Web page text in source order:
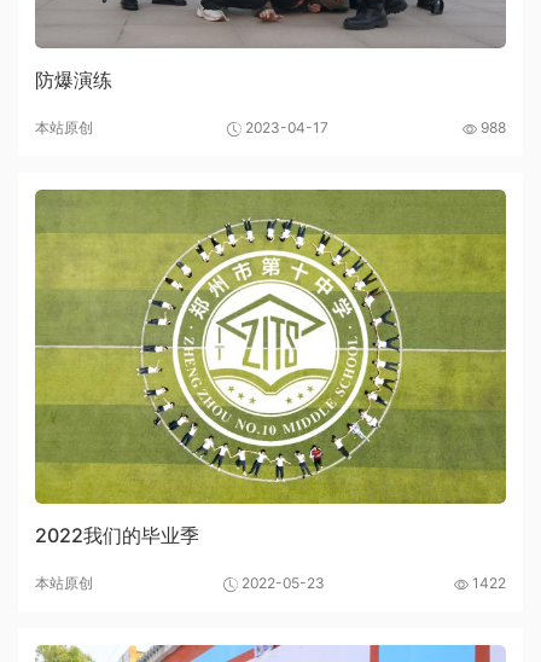
防爆演练
本站原创 2023-04-17 988
2022我们的毕业季
本站原创 2022-05-23 1422